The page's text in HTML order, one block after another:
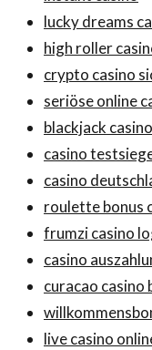
lucky dreams
high roller
crypto casino
seriöse online
blackjack
casino
casino
roulette bonus
frumzi casino
casino
curacao casino
live casino